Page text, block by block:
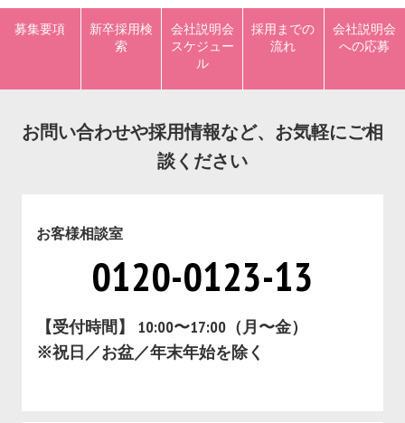
募集要項
新卒採用検
索
会社説明会
スケジュー
ル
採用までの
流れ
会社説明会
への応募
お問い合わせや採用情報など、お気軽にご相
談ください
お客様相談室
0120-0123-13
【受付時間】 10:00〜17:00（月〜金）
※祝日／お盆／年末年始を除く